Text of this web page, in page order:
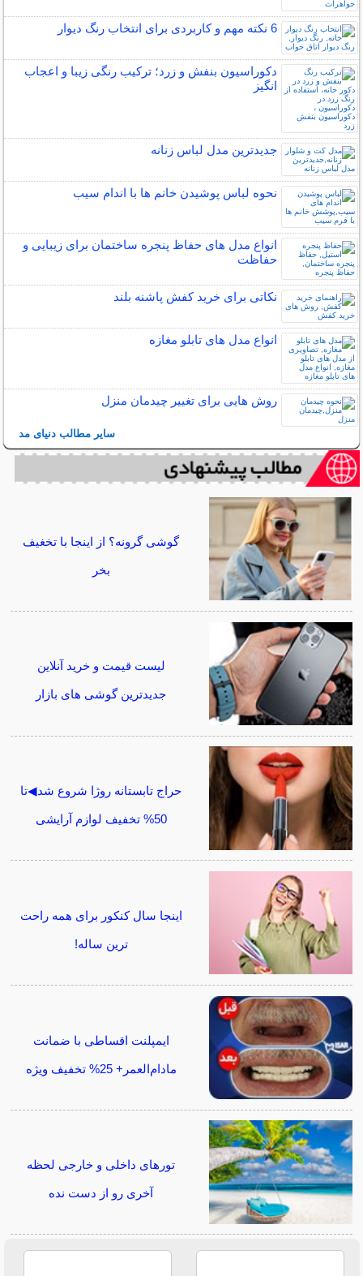
6 نکته مهم و کاربردی برای انتخاب رنگ دیوار
دکوراسیون بنفش و زرد؛ ترکیب رنگی زیبا و اعجاب
انگیز
جدیدترین مدل لباس زنانه
نحوه لباس پوشیدن خانم ها با اندام سیب
انواع مدل های حفاظ پنجره ساختمان برای زیبایی و
حفاظت
نکاتی برای خرید کفش پاشنه بلند
انواع مدل های تابلو مغازه
روش هایی برای تغییر چیدمان منزل
سایر مطالب دنیای مد
گوشی گرونه؟ از اینجا با تخغیف
بخر
لیست قیمت و خرید آنلاین
جدیدترین گوشی های بازار
حراج تابستانه روژا شروع شد◀تا
50% تخفیف لوازم آرایشی
اینجا سال کنکور برای همه راحت
ترین ساله!
ایمپلنت اقساطی با ضمانت
مادام‌العمر+ 25% تخفیف ویژه
تورهای داخلی و خارجی لحظه
آخری رو از دست نده